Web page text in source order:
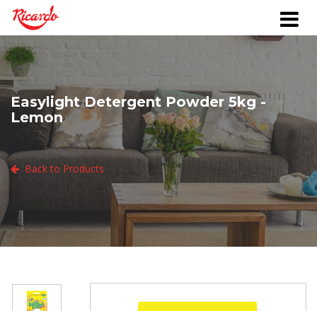
Easylight Detergent Powder 5kg -
Lemon
Back to Products